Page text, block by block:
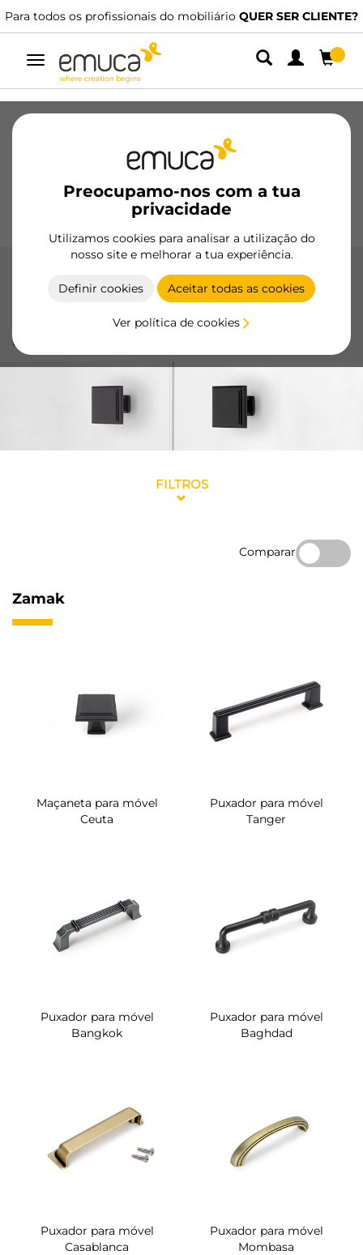
os profissionais do mobiliárioQUER SER CLIENTE?
Alternar
navegação
Preocupamo-nos com a tua
privacidade
Utilizamos cookies para analisar a utilização do
nosso site e melhorar a tua experiência.
Definir cookies Aceitar todas as cookies
Ver política de cookies
Dobradiças
Cozinha Montagem
Puxadores Bases Expositores
Zamak
estilo clássico e durabilidade, ideais para adicionar um
toque elegante e resistente aos seus móveis.
FILTROS
Comparar
Zamak
Maçaneta para móvel
Ceuta
Puxador para móvel
Tanger
Puxador para móvel
Bangkok
Puxador para móvel
Baghdad
Puxador para móvel
Casablanca
Puxador para móvel
Mombasa